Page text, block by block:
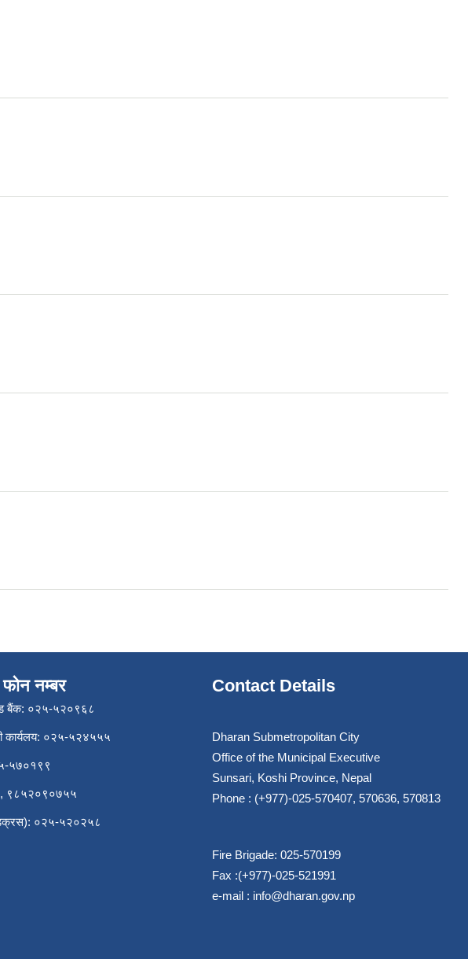
फोन नम्बर
बैंक: ०२५-५२०९६८
कार्यलय: ०२५-५२४५५५
५७०१९९
९८५२०९०७५५
०२५-५२०२५८
Contact Details
Dharan Submetropolitan City
Office of the Municipal Executive
Sunsari, Koshi Province, Nepal
Phone : (+977)-025-570407, 570636, 570813
Fire Brigade: 025-570199
Fax :(+977)-025-521991
e-mail : info@dharan.gov.np